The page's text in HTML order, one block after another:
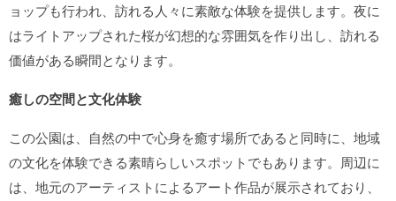
ョップも行われ、訪れる人々に素敵な体験を提供します。夜に
はライトアップされた桜が幻想的な雰囲気を作り出し、訪れる
価値がある瞬間となります。
癒しの空間と文化体験
この公園は、自然の中で心身を癒す場所であると同時に、地域
の文化を体験できる素晴らしいスポットでもあります。周辺に
は、地元のアーティストによるアート作品が展示されており、